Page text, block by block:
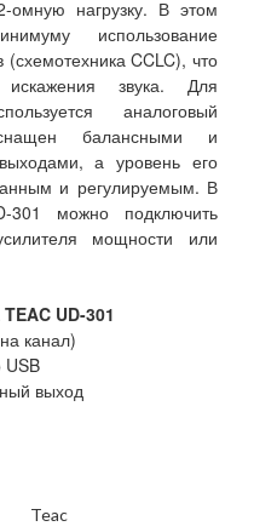
нагрузку. В этом
использование
CCLC), что
искажения звука. Для
аналоговый
балансными и
а уровень его
и регулируемым. В
301 можно подключить
мощности или
UD-301
канал)
выход
Teac